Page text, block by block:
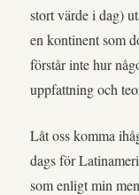
stort värde i dag)
en kontinent som
förstår inte hur
uppfattning och
Låt oss komma
dags för
som enligt min